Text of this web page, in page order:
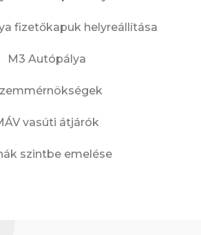
fizetőkapuk helyreállítása
M3 Autópálya
vasúti átjárók
szintbe emelése